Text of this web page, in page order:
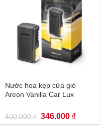
Nước hoa kẹp cửa gió
Areon Vanilla Car Lux
400.000₫ Giá
gốc
346.000 ₫Giá
hiện